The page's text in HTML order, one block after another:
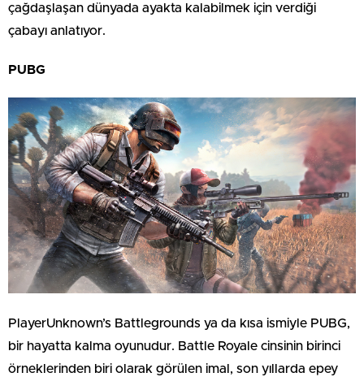
çağdaşlaşan dünyada ayakta kalabilmek için verdiği
çabayı anlatıyor.
PUBG
PlayerUnknown’s Battlegrounds ya da kısa ismiyle PUBG,
bir hayatta kalma oyunudur. Battle Royale cinsinin birinci
örneklerinden biri olarak görülen imal, son yıllarda epey